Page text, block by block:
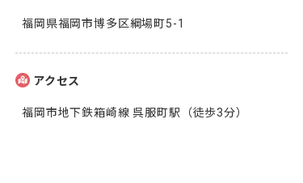
福岡県福岡市博多区綱場町5-1
アクセス
福岡市地下鉄箱崎線 呉服町駅（徒歩3分）